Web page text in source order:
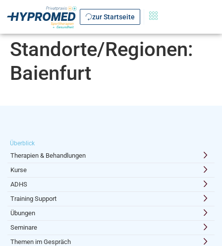
zur Startseite
Standorte/Regionen:
Baienfurt
Überblick
Therapien & Behandlungen
Kurse
ADHS
Training Support
Übungen
Seminare
Themen im Gespräch